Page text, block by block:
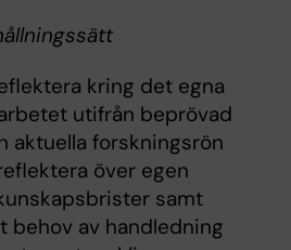
kring det egna
utifrån beprövad
aktuella forskningsrön
över egen
samt
behov av handledning